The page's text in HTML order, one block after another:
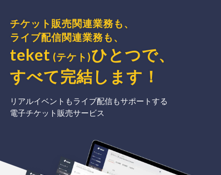
チケット販売関連業務も、
ライブ配信関連業務も、
teket (テケト)ひとつで、
すべて完結 します ！
リアルイベントもライブ配信もサポートする
電子チケット販売サービス